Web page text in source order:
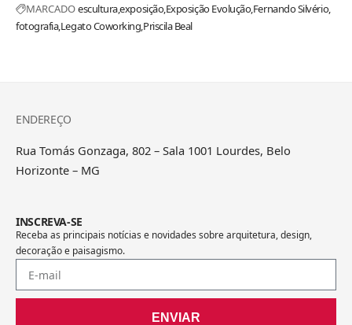
MARCADOesculturaexposiçãoExposição EvoluçãoFernando Silvério
fotografiaLegato Coworking Priscila Beal
ENDEREÇO
Rua Tomás Gonzaga, 802 – Sala 1001 Lourdes, Belo
Horizonte – MG
INSCREVA-SE
Receba as principais notícias e novidades sobre arquitetura, design,
decoração e paisagismo.
ENVIAR